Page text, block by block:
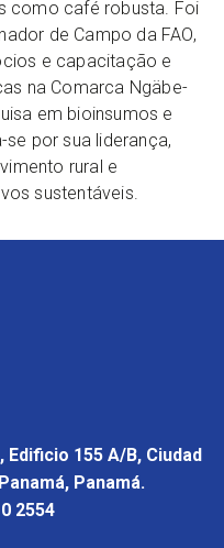
como café robusta. Foi
de Campo da FAO,
e capacitação e
na Comarca Ngäbe-
em bioinsumos e
por sua liderança,
rural e
sustentáveis.
155 A/B, Ciudad
Panamá.
2554